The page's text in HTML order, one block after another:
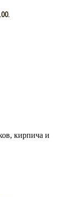
кирпича и